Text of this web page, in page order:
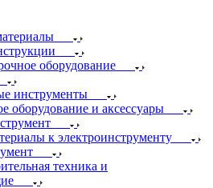
оборудование
инструменты
оборудование и аксессуары
к электроинструменту
техника и